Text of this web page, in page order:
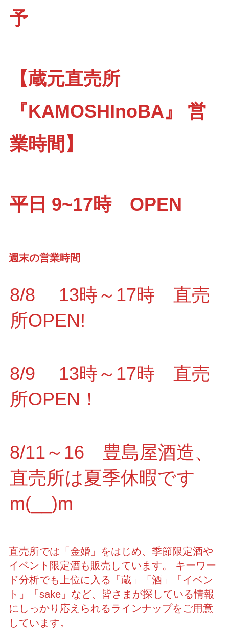
予
【蔵元直売所
『KAMOSHInoBA』 営
業時間】
平日 9~17時 OPEN
週末の営業時間
8/8 13時～17時 直売
所OPEN!
8/9 13時～17時 直売
所OPEN！
8/11～16 豊島屋酒造、
直売所は夏季休暇です
m(__)m
直売所では「金婚」をはじめ、季節限定酒や
イベント限定酒も販売しています。 キーワー
ド分析でも上位に入る「蔵」「酒」「イベン
ト」「sake」など、皆さまが探している情報
にしっかり応えられるラインナップをご用意
しています。